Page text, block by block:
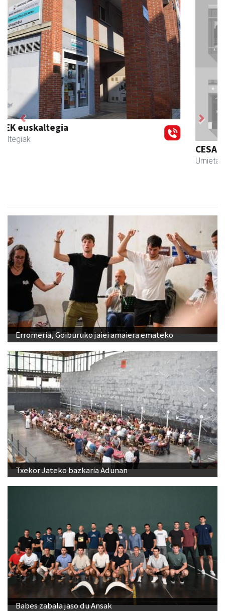
Previous Next
Erromeria, Goiburuko jaiei amaiera emateko
Txekor Jateko bazkaria Adunan
Babes zabala jaso du Ansak